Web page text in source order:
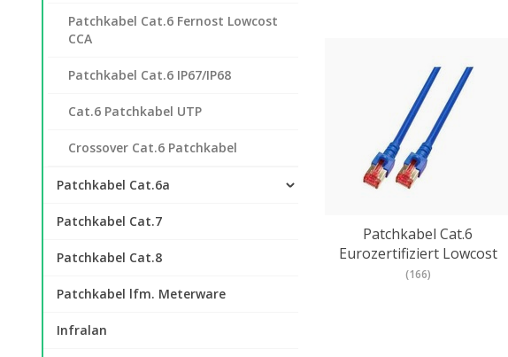
Patchkabel Cat.6 Fernost Lowcost
CCA
Patchkabel Cat.6 IP67/IP68
Cat.6 Patchkabel UTP
Crossover Cat.6 Patchkabel
Patchkabel Cat.6a
Patchkabel Cat.7
Patchkabel Cat.8
Patchkabel lfm. Meterware
Infralan
Patchkabel Cat.6
Eurozertifiziert Lowcost
(166)